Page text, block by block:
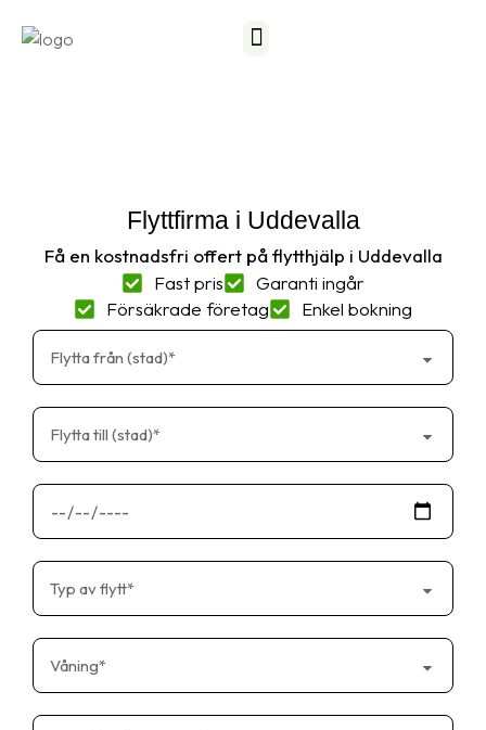
Flyttfirma i Uddevalla
Få en kostnadsfri offert på flytthjälp i Uddevalla
Fast pris
Garanti ingår
Försäkrade företag
Enkel bokning